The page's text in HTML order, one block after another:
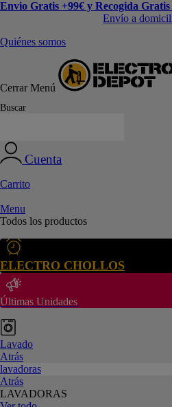
Envio Gratis +99€ y Recogida Gratis
Envío a
Quiénes somos
Cerrar Menú
Buscar
Cuenta
Carrito
Menu
Todos los productos
ELECTRO CHOLLOS
Últimas Unidades
Lavado
Atrás
lavadoras
Atrás
LAVADORAS